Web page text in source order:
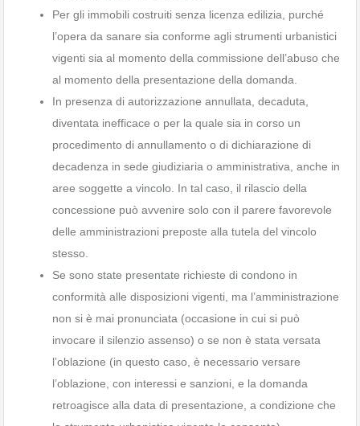
Per gli immobili costruiti senza licenza edilizia, purché
l’opera da sanare sia conforme agli strumenti urbanistici
vigenti sia al momento della commissione dell’abuso che
al momento della presentazione della domanda.
In presenza di autorizzazione annullata, decaduta,
diventata inefficace o per la quale sia in corso un
procedimento di annullamento o di dichiarazione di
decadenza in sede giudiziaria o amministrativa, anche in
aree soggette a vincolo. In tal caso, il rilascio della
concessione può avvenire solo con il parere favorevole
delle amministrazioni preposte alla tutela del vincolo
stesso.
Se sono state presentate richieste di condono in
conformità alle disposizioni vigenti, ma l’amministrazione
non si è mai pronunciata (occasione in cui si può
invocare il silenzio assenso) o se non è stata versata
l’oblazione (in questo caso, è necessario versare
l’oblazione, con interessi e sanzioni, e la domanda
retroagisce alla data di presentazione, a condizione che